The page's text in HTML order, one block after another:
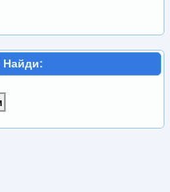
Найди: